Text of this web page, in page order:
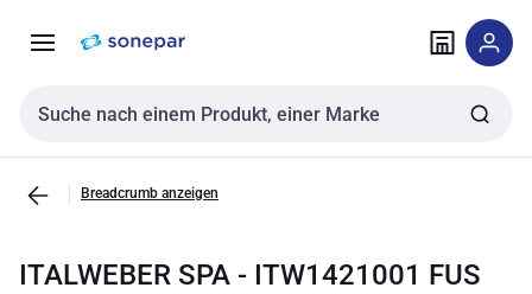
NavigationInhalt
Sucheingabe
Breadcrumb anzeigen
ITALWEBER SPA - ITW1421001 FUS